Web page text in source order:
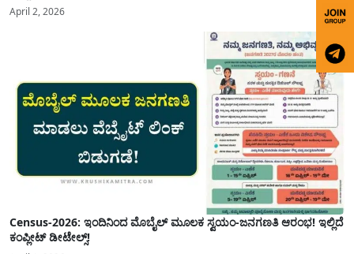
April 2, 2026
Census-2026: ಇಂದಿನಿಂದ ಮೊಬೈಲ್ ಮೂಲಕ ಸ್ವಯಂ-ಜನಗಣತಿ ಆರಂಭ! ಇಲ್ಲಿದೆ
ಕಂಪ್ಲೀಟ್ ಡೀಟೇಲ್ಸ್!